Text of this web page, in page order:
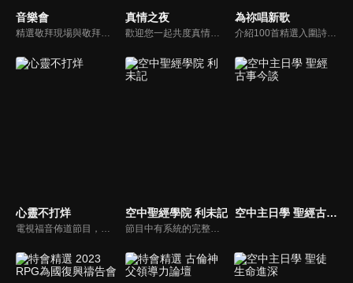
音樂會
精選敬拜現場與敬拜者真實的分享，讓我們一起向神獻上最美的祭。
真情之夜
歡迎您一起共度真情之夜，透過見證、詩歌讓我們一同進入在這個城市裡，許許多多的真情故事、真情人生。
為祢唱新歌
介紹100首精選入圍詩歌及創作新秀；以及資深詩歌創作人及知名基督徒藝人，如巫啟賢、張芸京、TANK、盛曉玫等。分享他們的創作故事，或感動他們的一首詩歌。一起唱新歌，來為主打歌。
心靈不打烊
電視福音佈道節目，由前主播何戎主持，有別於以往的節目風格，將繼續提供最具平安與感動的心靈音樂饗宴。
空中聖經學院 利未記
節目中有系統的完整講解聖經真理，邀請受過解經講道訓練的老師，按著正意分解真理的道，帶領弟兄姊妹更深的了解聖經的浩瀚與偉大
空中主日學 聖經古事今談